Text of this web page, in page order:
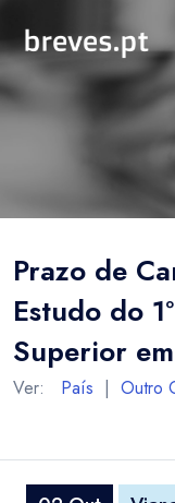
Notícias
Concelhos
Distrito
País
Sobre
As nossas
Perguntas
Prazo de
Estudo do
Superior
Ver: País | Outro